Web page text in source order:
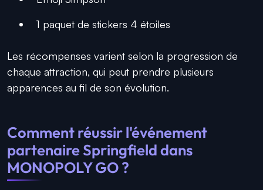
1 paquet de stickers 4 étoiles
Les récompenses varient selon la progression de
chaque attraction, qui peut prendre plusieurs
apparences au fil de son évolution.
Comment réussir l'événement
partenaire Springfield dans
MONOPOLY GO ?